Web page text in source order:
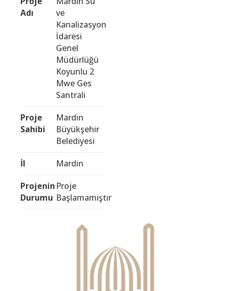
Adı
ve
Kanalizasyon
İdaresi
Genel
Müdürlüğü
Koyunlu 2
Mwe Ges
Santrali
Proje
Sahibi
Mardin
Büyükşehir
Belediyesi
İl
Mardin
Projenin
Durumu
Proje
Başlamamıştır